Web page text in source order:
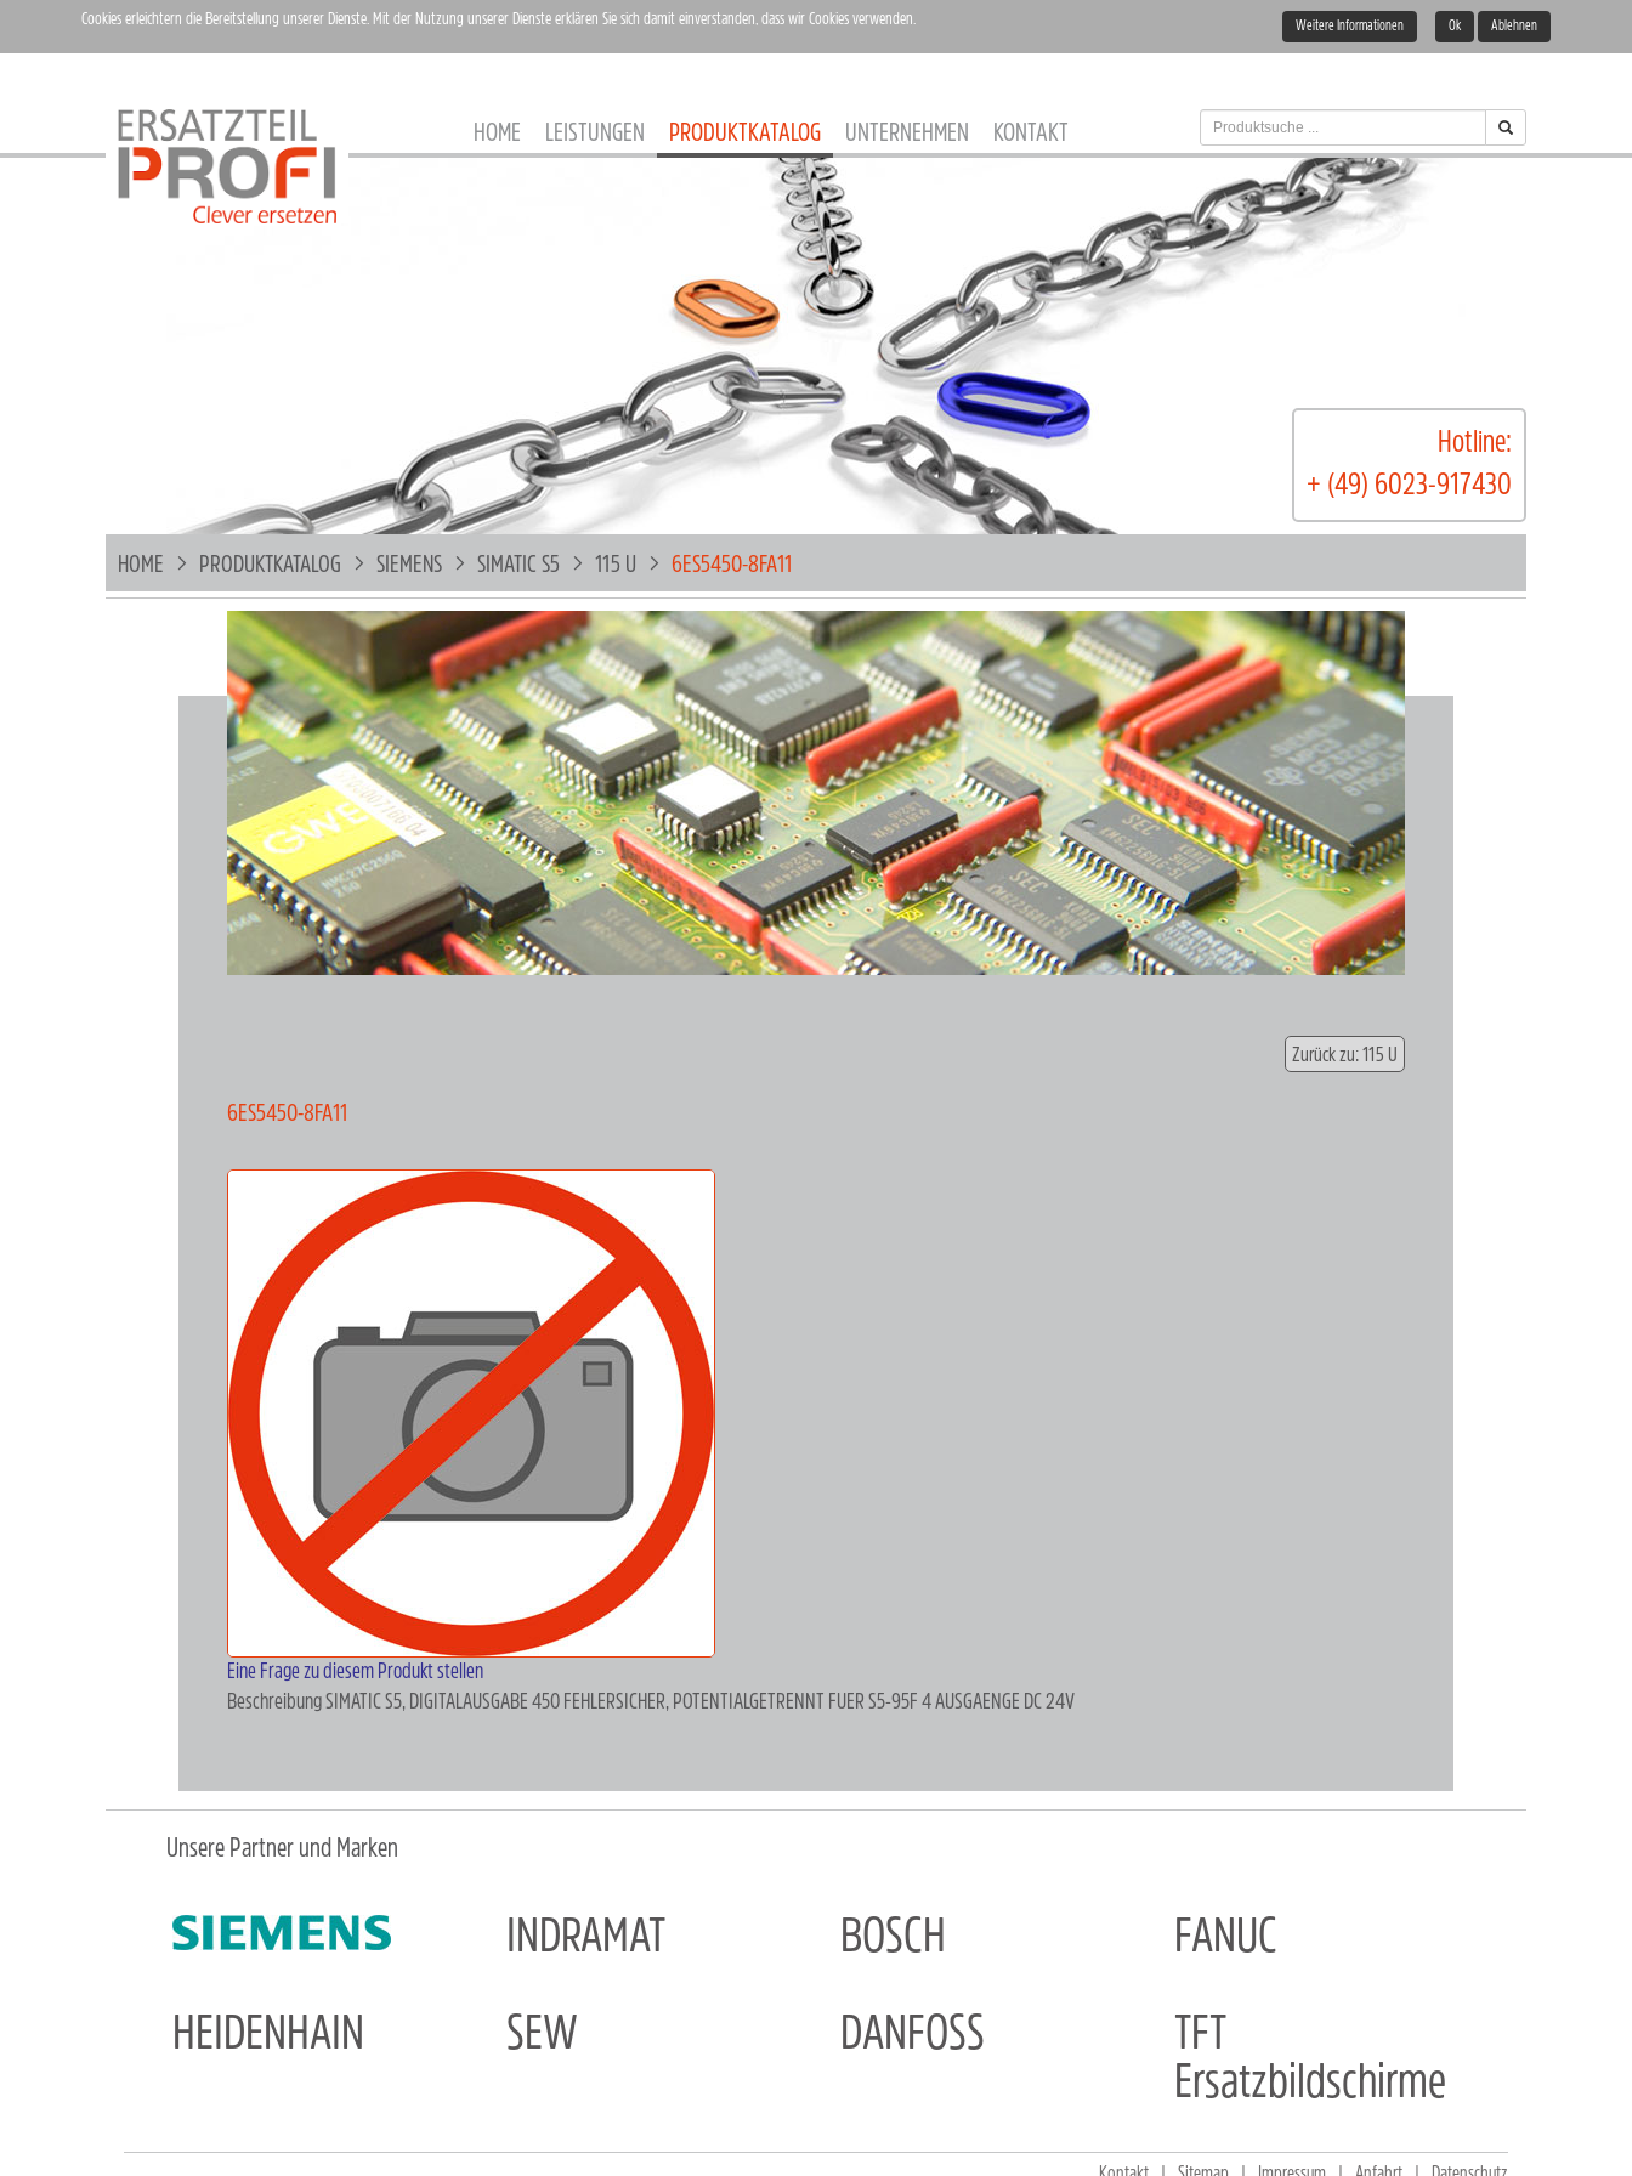
HOME LEISTUNGEN PRODUKTKATALOG UNTERNEHMEN KONTAKT
Hotline:
+ (49) 6023-917430
HOME PRODUKTKATALOG SIEMENS SIMATIC S5 115 U 6ES5450-8FA11
Zurück zu: 115 U
6ES5450-8FA11
Eine Frage zu diesem Produkt stellen
BeschreibungSIMATIC S5, DIGITALAUSGABE 450 FEHLERSICHER, POTENTIALGETRENNT FUER S5-95F 4 AUSGAENGE DC 24V
Unsere Partner und Marken
INDRAMAT BOSCH
FANUC
HEIDENHAIN
SEW DANFOSS
TFT
Ersatzbildschirme
Cookies erleichtern die Bereitstellung unserer Dienste. Mit der Nutzung unserer Dienste erklären Sie sich damit einverstanden, dass wir Cookies verwenden. Weitere Informationen Ok Ablehnen